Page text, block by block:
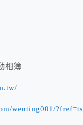
wenting001/?fref=ts